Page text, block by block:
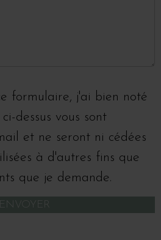
formulaire, j'ai bien noté
dessus vous sont
et ne seront ni cédées
à d'autres fins que
que je demande.